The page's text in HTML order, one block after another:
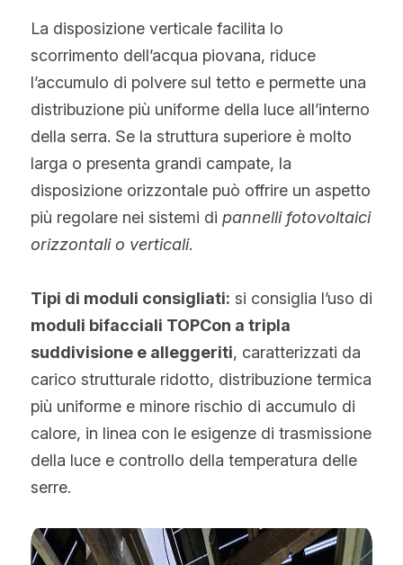
La disposizione verticale facilita lo
scorrimento dell’acqua piovana, riduce
l’accumulo di polvere sul tetto e permette una
distribuzione più uniforme della luce all’interno
della serra. Se la struttura superiore è molto
larga o presenta grandi campate, la
disposizione orizzontale può offrire un aspetto
più regolare nei sistemi di pannelli fotovoltaici
orizzontali o verticali.
Tipi di moduli consigliati:
moduli bifacciali TOPCon a tripla
suddivisione e alleggeriti, caratterizzati da
carico strutturale ridotto, distribuzione termica
più uniforme e minore rischio di accumulo di
calore, in linea con le esigenze di trasmissione
della luce e controllo della temperatura delle
serre.